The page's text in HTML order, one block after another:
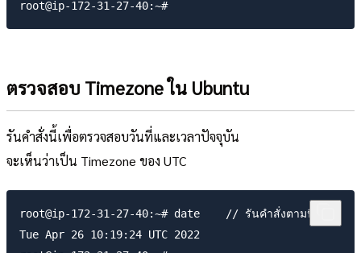
ตรวจสอบ Timezone ใน Ubuntu
รันคำสั่งนี้เพื่อตรวจสอบวันที่และเวลาปัจจุบัน
จะเห็นว่าเป็น Timezone ของ UTC
root@ip-172-31-27-40:~# date    // รันคำสั่งตามนี้
Tue Apr 26 10:19:24 UTC 2022